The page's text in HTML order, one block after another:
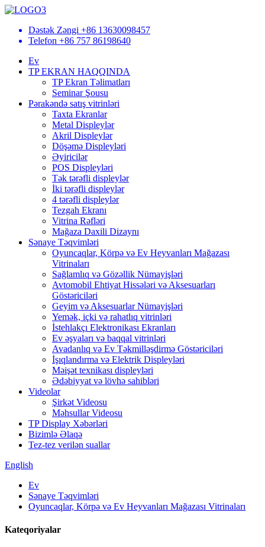
Dəstək Zəngi +86 13630098457
Telefon +86 757 86198640
Ev
TP EKRAN HAQQINDA
TP Ekran Təlimatları
Seminar Şousu
Pərakəndə satış vitrinləri
Taxta Ekranlar
Metal Displeylər
Akril Displeylər
Döşəmə Displeyləri
Əyiricilər
POS Displeyləri
Tək tərəfli displeylər
İki tərəfli displeylər
4 tərəfli displeylər
Tezgah Ekranı
Vitrina Rəfləri
Mağaza Daxili Dizaynı
Sənaye Təqvimləri
Oyuncaqlar, Körpə və Ev Heyvanları Mağazası
Vitrinaları
Sağlamlıq və Gözəllik Nümayişləri
Avtomobil Ehtiyat Hissələri və Aksesuarları
Göstəriciləri
Geyim və Aksesuarlar Nümayişləri
Yemək, içki və rahatlıq vitrinləri
İstehlakçı Elektronikası Ekranları
Ev əşyaları və baqqal vitrinləri
Avadanlıq və Ev Təkmilləşdirmə Göstəriciləri
İşıqlandırma və Elektrik Displeyləri
Məişət texnikası displeyləri
Ədəbiyyat və lövhə sahibləri
Videolar
Şirkət Videosu
Məhsullar Videosu
TP Display Xəbərləri
Bizimlə Əlaqə
Tez-tez verilən suallar
English
Ev
Sənaye Təqvimləri
Oyuncaqlar, Körpə və Ev Heyvanları Mağazası Vitrinaları
Kateqoriyalar